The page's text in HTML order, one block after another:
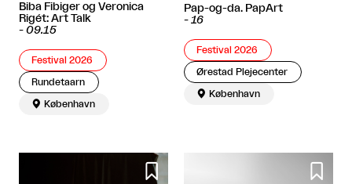
Biba Fibiger og Veronica
Rigét: Art Talk
- 09.15
Festival 2026
Rundetaarn
 København
Pap-og-da. PapArt
- 16
Festival 2026
Ørestad Plejecenter
 København
 